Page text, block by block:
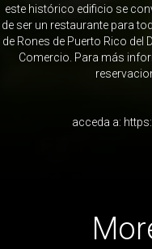
este histórico edificio se
de ser un restaurante para
de Rones de Puerto Rico
Comercio. Para más
acceda a: